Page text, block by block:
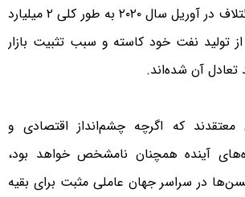
نشست وزیران این ائتلاف در آوریل سال ۲۰۲۰ به طور کلی ۲ میلیارد
تولید نفت خود کاسته و سبب تثبیت بازار
تعادل آن شده‌اند.
که اگرچه چشم‌انداز اقتصادی و
آینده همچنان نامشخص خواهد بود،
در سراسر جهان عاملی مثبت برای بقیه